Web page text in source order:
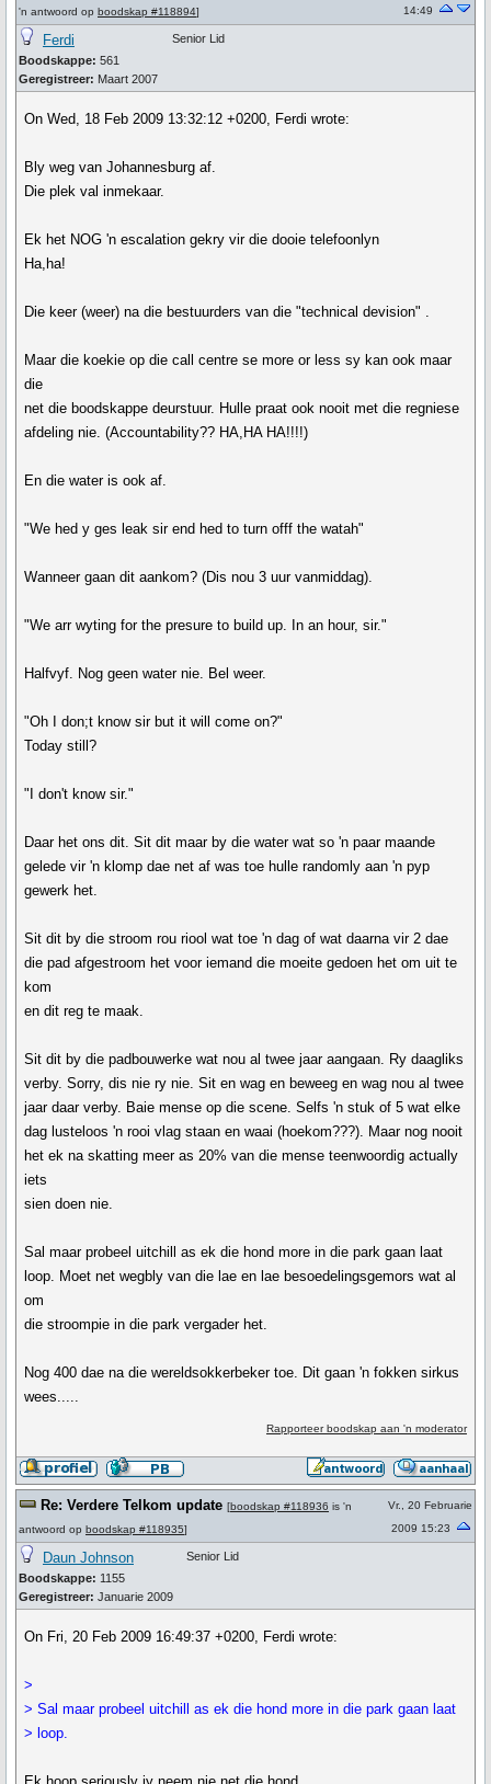
'n antwoord op boodskap #118894]
14:49
Ferdi
Boodskappe: 561
Geregistreer: Maart 2007
Senior Lid
On Wed, 18 Feb 2009 13:32:12 +0200, Ferdi wrote:
Bly weg van Johannesburg af.
Die plek val inmekaar.
Ek het NOG 'n escalation gekry vir die dooie telefoonlyn
Ha,ha!
Die keer (weer) na die bestuurders van die "technical devision" .
Maar die koekie op die call centre se more or less sy kan ook maar
die
net die boodskappe deurstuur. Hulle praat ook nooit met die regniese
afdeling nie. (Accountability?? HA,HA HA!!!!)
En die water is ook af.
"We hed y ges leak sir end hed to turn offf the watah"
Wanneer gaan dit aankom? (Dis nou 3 uur vanmiddag).
"We arr wyting for the presure to build up. In an hour, sir."
Halfvyf. Nog geen water nie. Bel weer.
"Oh I don;t know sir but it will come on?"
Today still?
"I don't know sir."
Daar het ons dit. Sit dit maar by die water wat so 'n paar maande
gelede vir 'n klomp dae net af was toe hulle randomly aan 'n pyp
gewerk het.
Sit dit by die stroom rou riool wat toe 'n dag of wat daarna vir 2 dae
die pad afgestroom het voor iemand die moeite gedoen het om uit te
kom
en dit reg te maak.
Sit dit by die padbouwerke wat nou al twee jaar aangaan. Ry daagliks
verby. Sorry, dis nie ry nie. Sit en wag en beweeg en wag nou al twee
jaar daar verby. Baie mense op die scene. Selfs 'n stuk of 5 wat elke
dag lusteloos 'n rooi vlag staan en waai (hoekom???). Maar nog nooit
het ek na skatting meer as 20% van die mense teenwoordig actually
iets
sien doen nie.
Sal maar probeel uitchill as ek die hond more in die park gaan laat
loop. Moet net wegbly van die lae en lae besoedelingsgemors wat al
om
die stroompie in die park vergader het.
Nog 400 dae na die wereldsokkerbeker toe. Dit gaan 'n fokken sirkus
wees.....
Rapporteer boodskap aan 'n moderator
Re: Verdere Telkom update [boodskap #118936 is 'n
antwoord op boodskap #118935]
Vr., 20 Februarie
2009 15:23
Daun Johnson
Boodskappe: 1155
Geregistreer: Januarie 2009
Senior Lid
On Fri, 20 Feb 2009 16:49:37 +0200, Ferdi wrote:
>
> Sal maar probeel uitchill as ek die hond more in die park gaan laat
> loop.